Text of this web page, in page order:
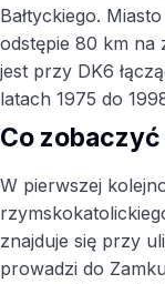
Bałtyckiego.
odstępie 80 km na
jest przy DK6
latach 1975 do
Co
W pierwszej
znajduje się przy
prowadzi do